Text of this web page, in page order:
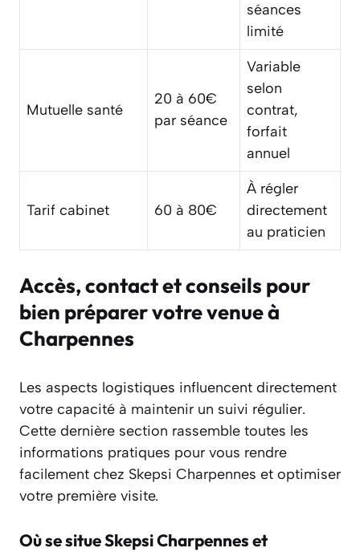
séances
limité
Mutuelle santé
20 à 60€
par séance
Variable
selon
contrat,
forfait
annuel
Tarif cabinet 60 à 80€
À régler
directement
au praticien
Accès, contact et conseils pour
bien préparer votre venue à
Charpennes
Les aspects logistiques influencent directement
votre capacité à maintenir un suivi régulier.
Cette dernière section rassemble toutes les
informations pratiques pour vous rendre
facilement chez Skepsi Charpennes et optimiser
votre première visite.
Où se situe Skepsi Charpennes et